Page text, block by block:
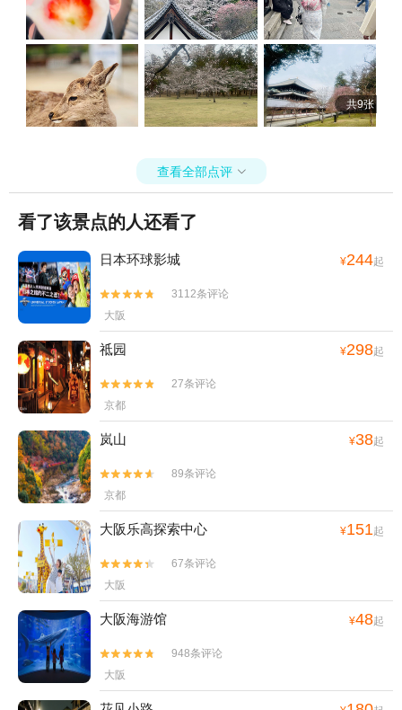
共9张
查看全部点评 
看了该景点的人还看了
日本环球影城 ¥244起


3112条评论
大阪
祗园 ¥298起


27条评论
京都
岚山 ¥38起


89条评论
京都
大阪乐高探索中心 ¥151起


67条评论
大阪
大阪海游馆 ¥48起


948条评论
大阪